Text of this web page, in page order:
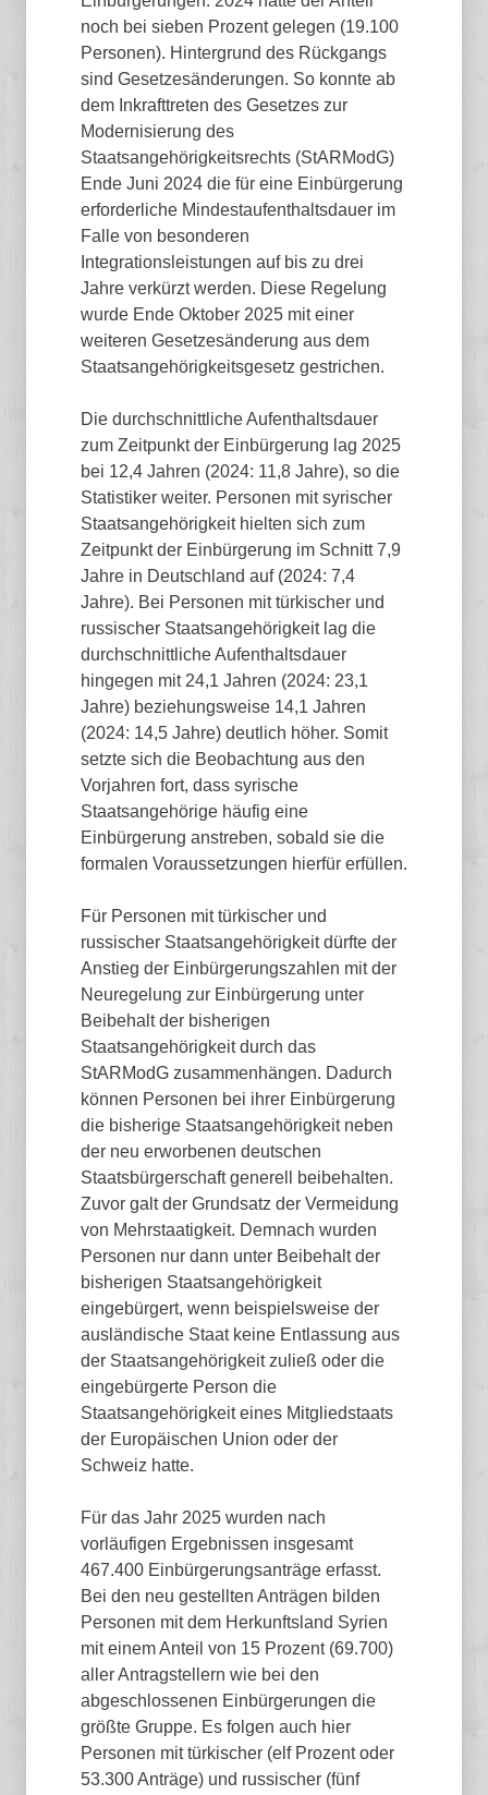
noch bei sieben Prozent gelegen (19.100
Personen). Hintergrund des Rückgangs
sind Gesetzesänderungen. So konnte ab
dem Inkrafttreten des Gesetzes zur
Modernisierung des
Staatsangehörigkeitsrechts (StARModG)
Ende Juni 2024 die für eine Einbürgerung
erforderliche Mindestaufenthaltsdauer im
Falle von besonderen
Integrationsleistungen auf bis zu drei
Jahre verkürzt werden. Diese Regelung
wurde Ende Oktober 2025 mit einer
weiteren Gesetzesänderung aus dem
Staatsangehörigkeitsgesetz gestrichen.
Die durchschnittliche Aufenthaltsdauer
zum Zeitpunkt der Einbürgerung lag 2025
bei 12,4 Jahren (2024: 11,8 Jahre), so die
Statistiker weiter. Personen mit syrischer
Staatsangehörigkeit hielten sich zum
Zeitpunkt der Einbürgerung im Schnitt 7,9
Jahre in Deutschland auf (2024: 7,4
Jahre). Bei Personen mit türkischer und
russischer Staatsangehörigkeit lag die
durchschnittliche Aufenthaltsdauer
hingegen mit 24,1 Jahren (2024: 23,1
Jahre) beziehungsweise 14,1 Jahren
(2024: 14,5 Jahre) deutlich höher. Somit
setzte sich die Beobachtung aus den
Vorjahren fort, dass syrische
Staatsangehörige häufig eine
Einbürgerung anstreben, sobald sie die
formalen Voraussetzungen hierfür erfüllen.
Für Personen mit türkischer und
russischer Staatsangehörigkeit dürfte der
Anstieg der Einbürgerungszahlen mit der
Neuregelung zur Einbürgerung unter
Beibehalt der bisherigen
Staatsangehörigkeit durch das
StARModG zusammenhängen. Dadurch
können Personen bei ihrer Einbürgerung
die bisherige Staatsangehörigkeit neben
der neu erworbenen deutschen
Staatsbürgerschaft generell beibehalten.
Zuvor galt der Grundsatz der Vermeidung
von Mehrstaatigkeit. Demnach wurden
Personen nur dann unter Beibehalt der
bisherigen Staatsangehörigkeit
eingebürgert, wenn beispielsweise der
ausländische Staat keine Entlassung aus
der Staatsangehörigkeit zuließ oder die
eingebürgerte Person die
Staatsangehörigkeit eines Mitgliedstaats
der Europäischen Union oder der
Schweiz hatte.
Für das Jahr 2025 wurden nach
vorläufigen Ergebnissen insgesamt
467.400 Einbürgerungsanträge erfasst.
Bei den neu gestellten Anträgen bilden
Personen mit dem Herkunftsland Syrien
mit einem Anteil von 15 Prozent (69.700)
aller Antragstellern wie bei den
abgeschlossenen Einbürgerungen die
größte Gruppe. Es folgen auch hier
Personen mit türkischer (elf Prozent oder
53.300 Anträge) und russischer (fünf